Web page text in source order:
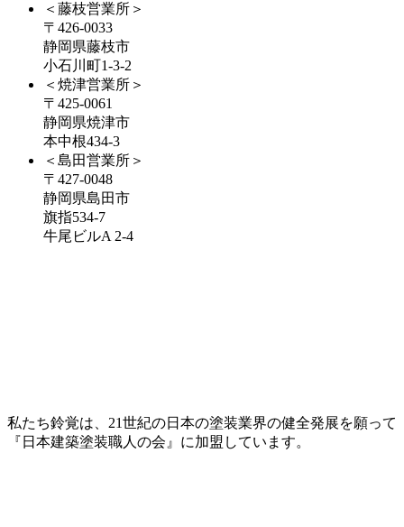
＜藤枝営業所＞
〒426-0033
静岡県藤枝市
小石川町1-3-2
＜焼津営業所＞
〒425-0061
静岡県焼津市
本中根434-3
＜島田営業所＞
〒427-0048
静岡県島田市
旗指534-7
牛尾ビルA 2-4
私たち鈴覚は、21世紀の日本の塗装業界の健全発展を願って
『日本建築塗装職人の会』に加盟しています。